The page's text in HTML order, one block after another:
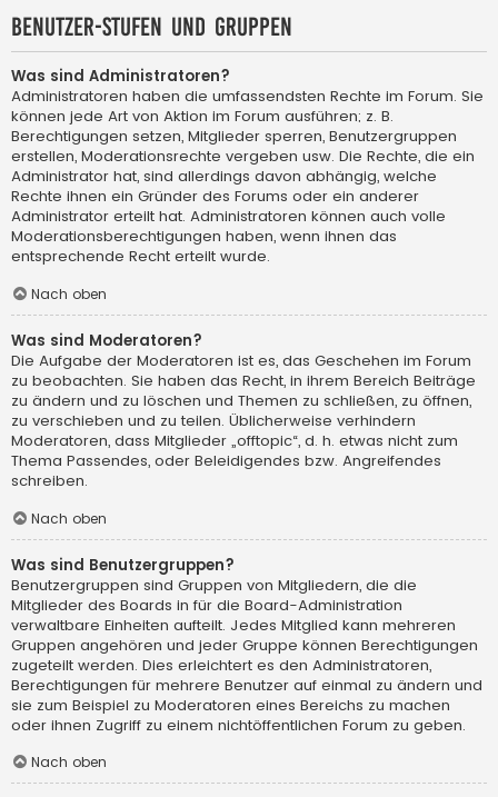
Benutzer-Stufen und Gruppen
Was sind Administratoren?
Administratoren haben die umfassendsten Rechte im Forum. Sie
können jede Art von Aktion im Forum ausführen; z. B.
Berechtigungen setzen, Mitglieder sperren, Benutzergruppen
erstellen, Moderationsrechte vergeben usw. Die Rechte, die ein
Administrator hat, sind allerdings davon abhängig, welche
Rechte ihnen ein Gründer des Forums oder ein anderer
Administrator erteilt hat. Administratoren können auch volle
Moderationsberechtigungen haben, wenn ihnen das
entsprechende Recht erteilt wurde.
Nach oben
Was sind Moderatoren?
Die Aufgabe der Moderatoren ist es, das Geschehen im Forum
zu beobachten. Sie haben das Recht, in ihrem Bereich Beiträge
zu ändern und zu löschen und Themen zu schließen, zu öffnen,
zu verschieben und zu teilen. Üblicherweise verhindern
Moderatoren, dass Mitglieder „offtopic“, d. h. etwas nicht zum
Thema Passendes, oder Beleidigendes bzw. Angreifendes
schreiben.
Nach oben
Was sind Benutzergruppen?
Benutzergruppen sind Gruppen von Mitgliedern, die die
Mitglieder des Boards in für die Board-Administration
verwaltbare Einheiten aufteilt. Jedes Mitglied kann mehreren
Gruppen angehören und jeder Gruppe können Berechtigungen
zugeteilt werden. Dies erleichtert es den Administratoren,
Berechtigungen für mehrere Benutzer auf einmal zu ändern und
sie zum Beispiel zu Moderatoren eines Bereichs zu machen
oder ihnen Zugriff zu einem nichtöffentlichen Forum zu geben.
Nach oben